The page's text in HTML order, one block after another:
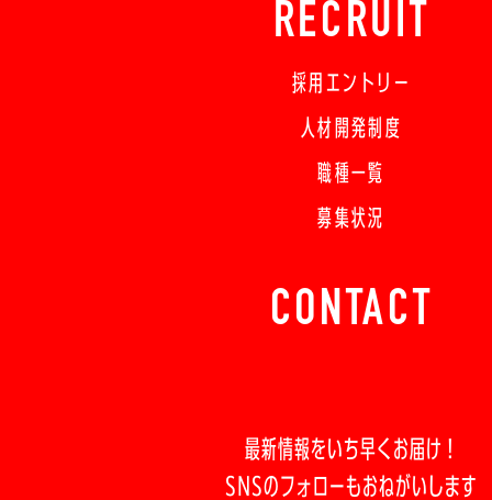
RECRUIT
採用エントリー
人材開発制度
職種一覧
募集状況
CONTACT
最新情報をいち早くお届け！
SNSのフォローもおねがいします